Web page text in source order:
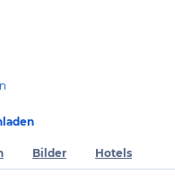
Bilder Hotels